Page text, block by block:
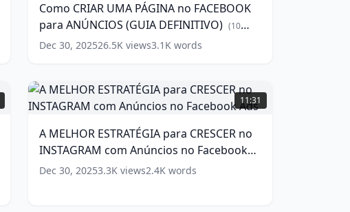
no
FACEBOOK
para
ANÚNCIOS
DEFINITIVO)
(10
words)
Como CRIAR UMA PÁGINA no FACEBOOK
para ANÚNCIOS (GUIA DEFINITIVO) (10
words)
Dec 30, 202526.5Kviews3.1Kwords
A
MELHOR
ESTRATÉGIA
CRESCER
no
INSTAGRAM
com
11:31
A MELHOR ESTRATÉGIA para CRESCER no
INSTAGRAM com Anúncios no Facebook
Ads
(12 words)
Dec 30, 20253.3Kviews2.4Kwords